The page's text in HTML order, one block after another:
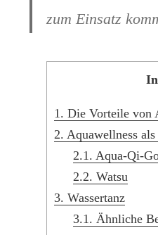
zum Einsatz
1. Die Vorteile von
2. Aquawellness
2.1. Aqua-Qi-
2.2. Watsu
3. Wassertanz
3.1. Ähnliche